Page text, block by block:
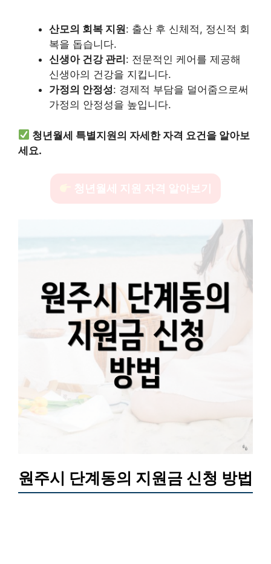
산모의 회복 지원: 출산 후 신체적, 정신적 회
복을 돕습니다.
신생아 건강 관리 : 전문적인 케어를 제공해
신생아의 건강을 지킵니다.
가정의 안정성: 경제적 부담을 덜어줌으로써
가정의 안정성을 높입니다.
청년월세 특별지원의 자세한 자격 요건을 알아보
세요.
청년월세 지원 자격 알아보기
원주시 단계동의 지원금 신청 방법